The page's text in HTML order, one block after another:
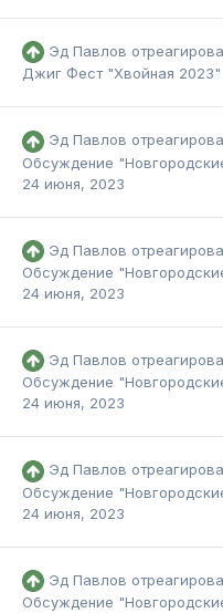
Эд Павлов
Джиг Фест "Хвойная 2023"
Эд Павлов
Обсуждение
24 июня, 2023
Эд Павлов
Обсуждение
24 июня, 2023
Эд Павлов
Обсуждение
24 июня, 2023
Эд Павлов
Обсуждение
24 июня, 2023
Эд Павлов
Обсуждение